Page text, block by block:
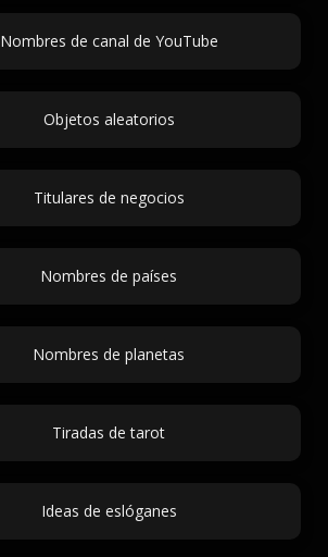
Nombres de canal de YouTube
Objetos aleatorios
Titulares de negocios
Nombres de países
Nombres de planetas
Tiradas de tarot
Ideas de eslóganes